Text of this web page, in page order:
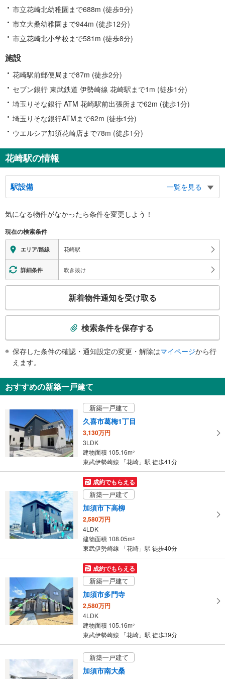
市立花崎北幼稚園まで688m (徒歩9分)
市立大桑幼稚園まで944m (徒歩12分)
市立花崎北小学校まで581m (徒歩8分)
施設
花崎駅前郵便局まで87m (徒歩2分)
セブン銀行 東武鉄道 伊勢崎線 花崎駅まで1m (徒歩1分)
埼玉りそな銀行 ATM 花崎駅前出張所まで62m (徒歩1分)
埼玉りそな銀行ATMまで62m (徒歩1分)
ウエルシア加須花崎店まで78m (徒歩1分)
花崎駅の情報
駅設備
一覧を見る
※段差なしでの移動経路
地上⇔改札⇔ホーム：○
エレベータ
・各ホーム⇔改札
・改札⇔北口
・改札⇔南口
エスカレータ
・改札⇔北口
・改札⇔南口
《多機能トイレ》
・２番線ホーム上
その他
・ＡＥＤ
気になる物件がなかったら条件を変更しよう！
現在の検索条件
エリア/路線 花崎駅
詳細条件 吹き抜け
検
知
を
け
取
る
・
条
マ
イ
ペ
ー
ジ
保
す
る
新着物件通知を受け取る
検索条件を保存する
保存した条件の確認・通知設定の変更・解除はマイページから行
えます。
おすすめの新築一戸建て
新築一戸建て
久喜市葛梅1丁目
3,130万円
3LDK
建物面積 105.16m2
東武伊勢崎線 「花崎」駅 徒歩41分
成約でもらえる
新築一戸建て
加須市下高柳
2,580万円
4LDK
建物面積 108.05m2
東武伊勢崎線 「花崎」駅 徒歩40分
成約でもらえる
新築一戸建て
加須市多門寺
2,580万円
4LDK
建物面積 105.16m2
東武伊勢崎線 「花崎」駅 徒歩39分
新築一戸建て
加須市南大桑